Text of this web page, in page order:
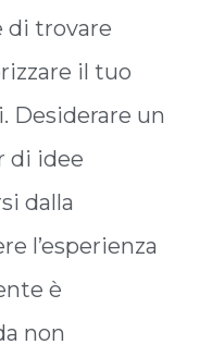
di trovare
il tuo
Desiderare un
di idee
dalla
l’esperienza
è
non